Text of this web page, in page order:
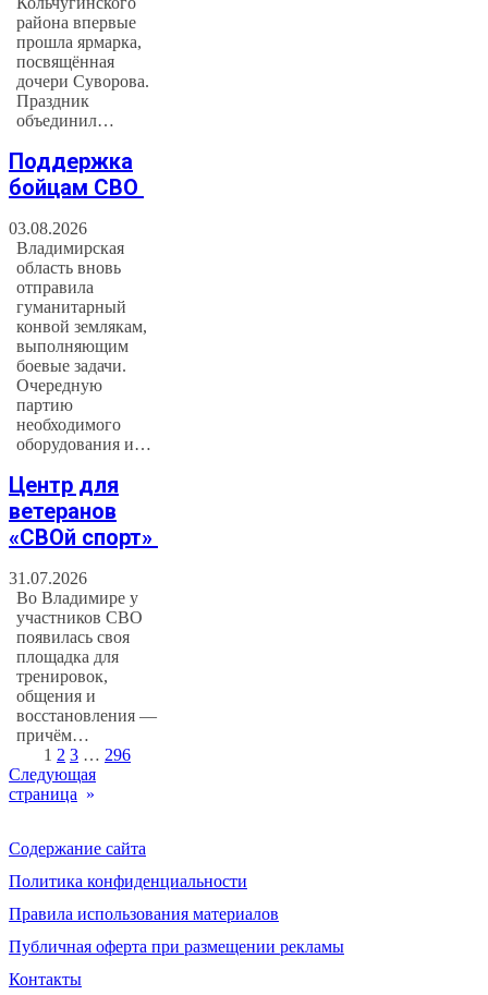
района впервые
прошла ярмарка,
посвящённая
дочери Суворова.
Праздник
объединил…
Поддержка
бойцам СВО
03.08.2026
Владимирская
область вновь
отправила
гуманитарный
конвой землякам,
выполняющим
боевые задачи.
Очередную
партию
необходимого
оборудования и…
Центр для
ветеранов
«СВОй спорт»
31.07.2026
Во Владимире у
участников СВО
появилась своя
площадка для
тренировок,
общения и
восстановления —
причём…
1 2 3 … 296
Следующая
страница »
Содержание сайта
Политика конфиденциальности
Правила использования материалов
Публичная оферта при размещении рекламы
Контакты